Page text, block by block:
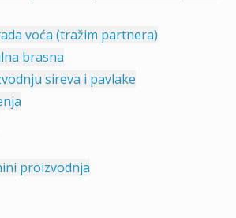
voća (tražim partnera)
brasna
sireva i pavlake
proizvodnja